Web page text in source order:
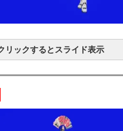
リックするとスライド表示